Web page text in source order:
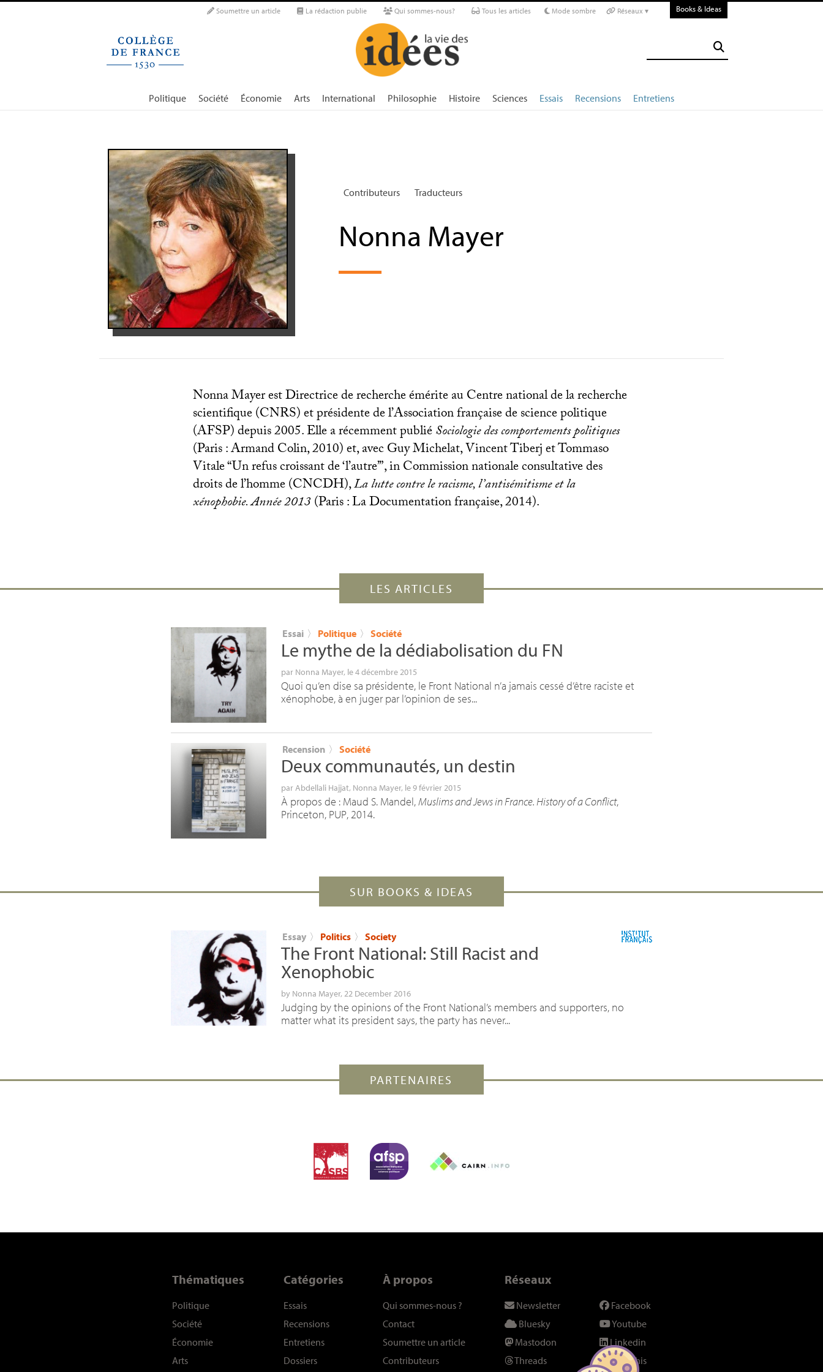
Soumettre un article La rédaction publie Qui sommes-nous? Tous les articles Mode sombre Réseaux ▾ Books & Ideas
Politique Société Économie Arts International Philosophie Histoire Sciences Essais Recensions Entretiens
Contributeurs Traducteurs
Nonna Mayer
Nonna Mayer est Directrice de recherche émérite au Centre national de la recherche
scientifique (CNRS) et présidente de l’Association française de science politique
(AFSP) depuis 2005. Elle a récemment publiéSociologie des comportements politiques
(Paris : Armand Colin, 2010) et, avec Guy Michelat, Vincent Tiberj et Tommaso
Vitale “Un refus croissant de ‘l’autre’”, in Commission nationale consultative des
droits de l’homme (CNCDH),La lutte contre le racisme, l’antisémitisme et la
xénophobie. Année 2013(Paris : La Documentation française, 2014).
LES ARTICLES
Essai 〉 Politique 〉 Société
Le mythe de la dédiabolisation du FN
par Nonna Mayer, le 4 décembre 2015
Quoi qu’en dise sa présidente, le Front National n’a jamais cessé d’être raciste et
xénophobe, à en juger par l’opinion de ses...
Recension 〉 Société
Deux communautés, un destin
parAbdellali Hajjat, Nonna Mayer, le 9 février 2015
À propos de : Maud S. Mandel,Muslims and Jews in France. History of a Conflict,
Princeton, PUP, 2014.
SUR BOOKS & IDEAS
Essay 〉 Politics 〉 Society
The Front National: Still Racist and
Xenophobic
by Nonna Mayer, 22 December 2016
Judging by the opinions of the Front National’s members and supporters, no
matter what its president says, the party has never...
PARTENAIRES
Thématiques
Politique
Société
Économie
Arts
Catégories
Essais
Recensions
Entretiens
Dossiers
À propos
Qui sommes-nous ?
Contact
Soumettre un article
Contributeurs
Réseaux
Newsletter
Bluesky
Mastodon
Threads
Facebook
Youtube
Linkedin
SeenThis